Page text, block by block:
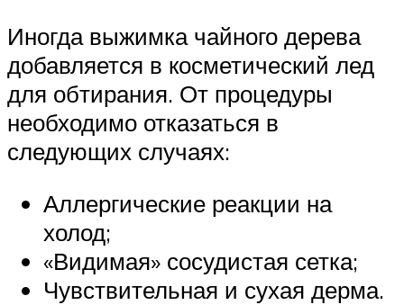
Иногда выжимка чайного дерева
добавляется в косметический лед
для обтирания. От процедуры
необходимо отказаться в
следующих случаях:
Аллергические реакции на
холод;
«Видимая» сосудистая сетка;
Чувствительная и сухая дерма.